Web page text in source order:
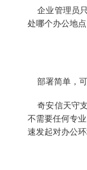
企业管理员只
处哪个办公地
部署简单，
奇安信天守支
不需要任何专
速发起对办公